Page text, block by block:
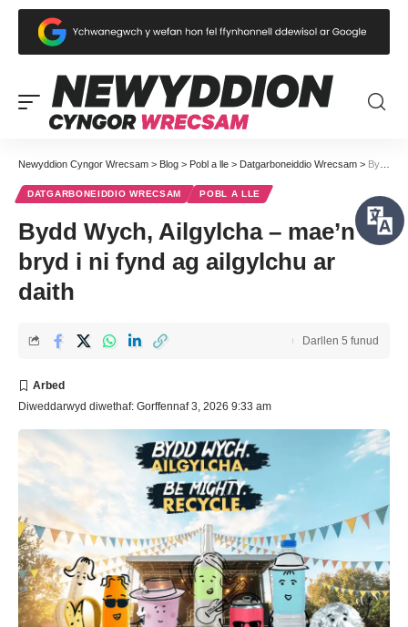
Newyddion Cyngor Wrecsam > Blog > Pobl a lle > Datgarboneiddio Wrecsam > Bydd Wych, Ailgylcha – mae’n bryd i ni fynd ag ailgylchu ar daith
DATGARBONEIDDIO WRECSAM POBL A LLE
Bydd Wych, Ailgylcha – mae’n
bryd i ni fynd ag ailgylchu ar
daith
Diweddarwyd diwethaf: Gorffennaf 3, 2026 9:33 am
Darllen 5 funud